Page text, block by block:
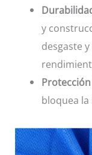
y
desgaste
bloquea